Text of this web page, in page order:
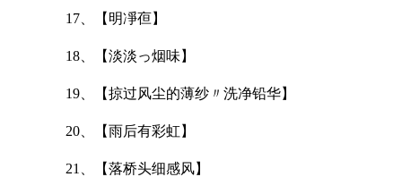
17、【明凈亱】
18、【淡淡っ烟味】
19、【掠过风尘的薄纱〃洗净铅华】
20、【雨后有彩虹】
21、【落桥头细感风】